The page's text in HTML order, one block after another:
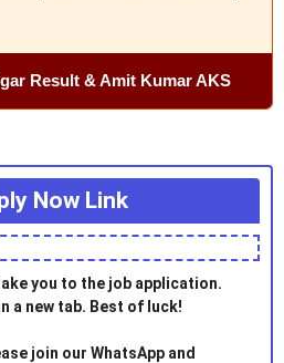
Result & Amit Kumar AKS
Now Link
you to the job application.
a new tab. Best of luck!
join our WhatsApp and